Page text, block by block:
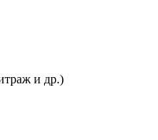
и др.)